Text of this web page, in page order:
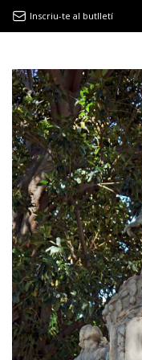
EL
“LA VIDA ÉS COM
EL
Inscriu-te al butlletí